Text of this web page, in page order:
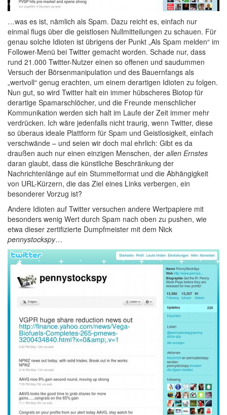
…was es ist, nämlich als Spam. Dazu reicht es, einfach nur
einmal flugs über die geistlosen Nullmitteilungen zu schauen. Für
genau solche Idioten ist übrigens der Punkt „Als Spam melden“ im
Follower-Menü bei Twitter gemacht worden. Schade nur, dass
rund 21.000 Twitter-Nutzer einen so offenen und saudummen
Versuch der Börsenmanipulation und des Bauernfangs als
„wertvoll“ genug erachten, um einem derartigen Idioten zu folgen.
Nun gut, so wird Twitter halt ein immer hübscheres Biotop für
derartige Spamarschlöcher, und die Freunde menschlicher
Kommunikation werden sich halt im Laufe der Zeit immer mehr
verdrücken. Ich wäre jedenfalls nicht traurig, wenn Twitter, diese
so überaus ideale Plattform für Spam und Geistlosigkeit, einfach
verschwände – und seien wir doch mal ehrlich: Gibt es da
draußen auch nur einen einzigen Menschen, der allen Ernstes
daran glaubt, dass die künstliche Beschränkung der
Nachrichtenlänge auf ein Stummelformat und die Abhängigkeit
von URL-Kürzern, die das Ziel eines Links verbergen, ein
besonderer Vorzug ist?
Andere Idioten auf Twitter versuchen andere Wertpapiere mit
besonders wenig Wert durch Spam nach oben zu pushen, wie
etwa dieser zertifizierte Dumpfmeister mit dem Nick
pennystockspy…